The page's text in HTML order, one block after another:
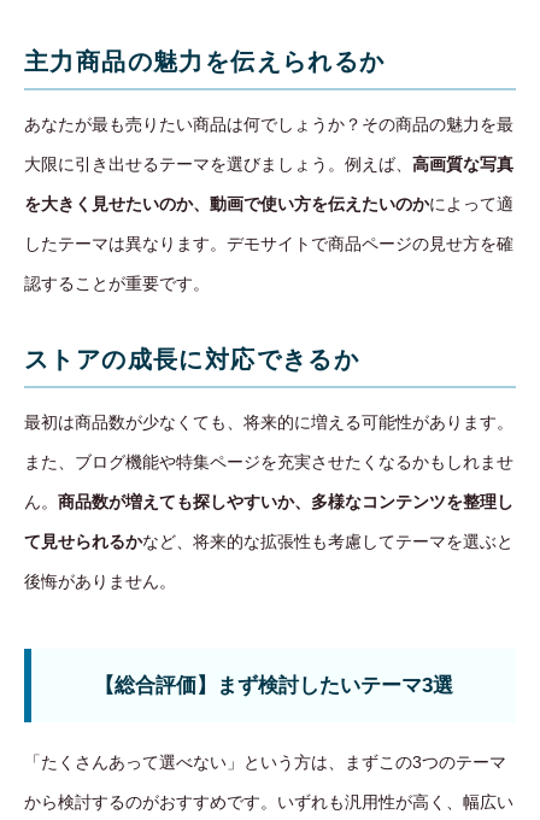
主力商品の魅力を伝えられるか
あなたが最も売りたい商品は何でしょうか？その商品の魅力を最
大限に引き出せるテーマを選びましょう。例えば、 高画質な写真
を大きく見せたいのか、動画で使い方を伝えたいのかによって適
したテーマは異なります。デモサイトで商品ページの見せ方を確
認することが重要です。
ストアの成長に対応できるか
最初は商品数が少なくても、将来的に増える可能性があります。
また、ブログ機能や特集ページを充実させたくなるかもしれませ
ん。 商品数が増えても探しやすいか、多様なコンテンツを整理し
て見せられるかなど、将来的な拡張性も考慮してテーマを選ぶと
後悔がありません。
【総合評価】まず検討したいテーマ3選
「たくさんあって選べない」という方は、まずこの3つのテーマ
から検討するのがおすすめです。いずれも汎用性が高く、幅広い